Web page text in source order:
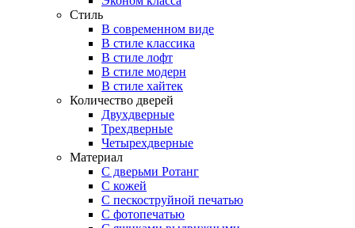
Стиль
В современном виде
В стиле классика
В стиле лофт
В стиле модерн
В стиле хайтек
Количество дверей
Двухдверные
Трехдверные
Четырехдверные
Материал
C дверьми Ротанг
C кожей
C пескоструйной печатью
C фотопечатью